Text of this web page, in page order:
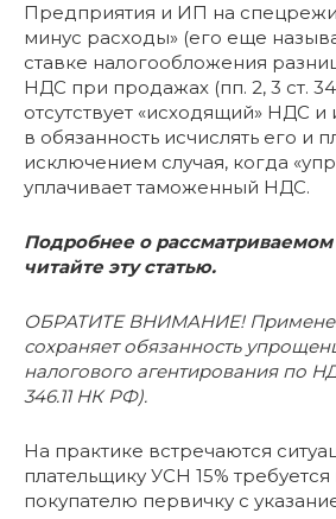
Предприятия и ИП на
минус расходы» (его еще
ставке налогообложения
НДС при продажах (пп. 2, 3 ст.
отсутствует «исходящий» НДС
в обязанность исчислять его и
исключением случая, когда
уплачивает таможенный НДС.
Подробнее о
читайте эту статью.
ОБРАТИТЕ ВНИМАНИЕ!
сохраняет обязанность
налогового агентирования по
346.11 НК РФ).
На практике встречаются
плательщику УСН 15% требуется
покупателю первичку с